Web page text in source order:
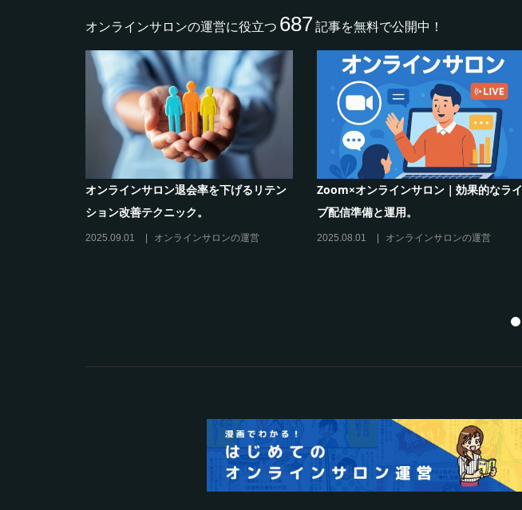
オンラインサロンの運営に役立つ 687記事を無料で公開中！
オンラインサロン退会率を下げるリテン
ション改善テクニック。
2025.09.01 オンラインサロンの運営
Zoom×オンラインサロン｜効果的なライ
ブ配信準備と運用。
2025.08.01 オンラインサロンの運営